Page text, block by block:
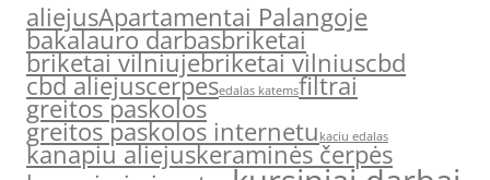
aliejusApartamentai Palangoje
bakalauro darbasbriketai
briketai vilniujebriketai vilniuscbd
cbd aliejuscerpesedalas katemsfiltrai
greitos paskolos
greitos paskolos internetu kaciu edalas
kanapiu aliejuskeraminės čerpės